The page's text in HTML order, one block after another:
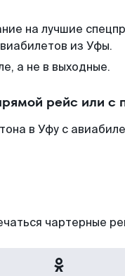
на лучшие
из Уфы.
а не в выходные.
рейс или с
в Уфу с
чартерные